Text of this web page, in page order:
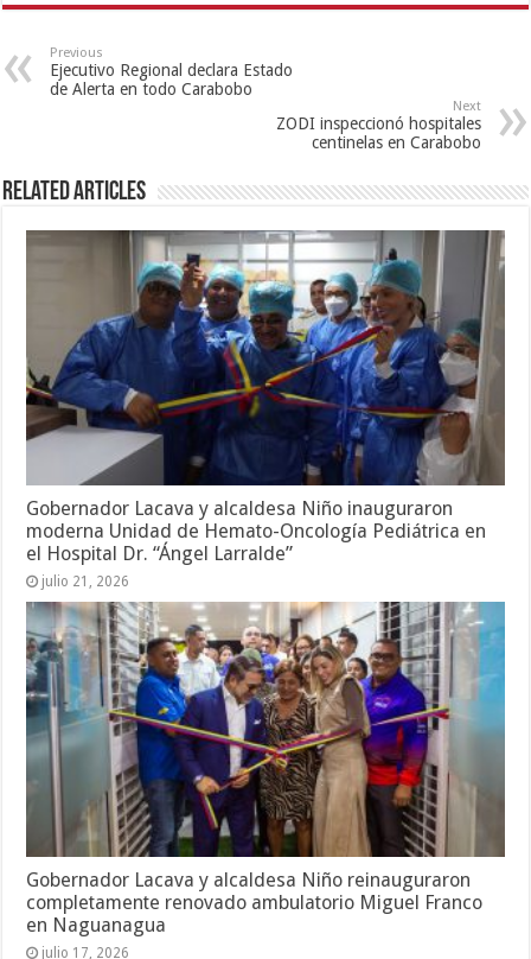
Previous
Ejecutivo Regional declara Estado
de Alerta en todo Carabobo
Next
ZODI inspeccionó hospitales
centinelas en Carabobo
Related Articles
Gobernador Lacava y alcaldesa Niño inauguraron
moderna Unidad de Hemato-Oncología Pediátrica en
el Hospital Dr. “Ángel Larralde”
julio 21, 2026
Gobernador Lacava y alcaldesa Niño reinauguraron
completamente renovado ambulatorio Miguel Franco
en Naguanagua
julio 17, 2026